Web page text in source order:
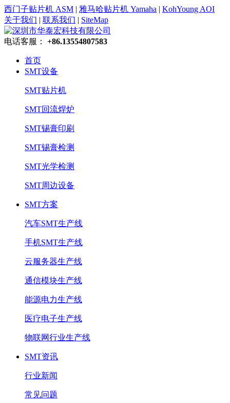
西门子贴片机 ASM | 雅马哈贴片机 Yamaha | KohYoung AOI
关于我们 | 联系我们 | SiteMap
电话客服： +86.13554807583
首页
SMT设备
SMT贴片机
SMT回流焊炉
SMT锡膏印刷
SMT锡膏检测
SMT光学检测
SMT周边设备
SMT方案
汽车SMT生产线
手机SMT生产线
云服务器生产线
通信模块生产线
能源电力生产线
医疗电子生产线
物联网行业生产线
SMT资讯
行业新闻
常见问题